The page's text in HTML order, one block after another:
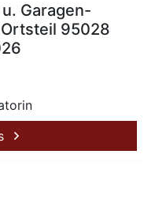
Garagen-
95028